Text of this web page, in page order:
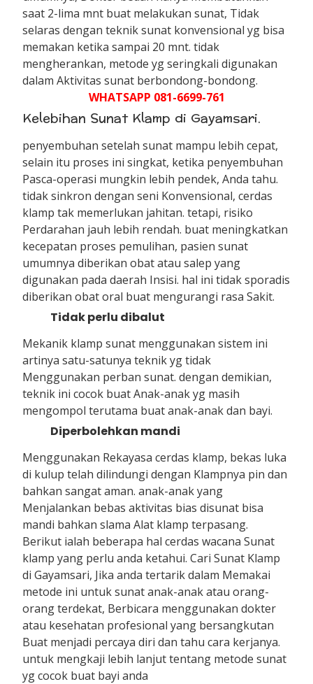
saat 2-lima mnt buat melakukan sunat, Tidak
selaras dengan teknik sunat konvensional yg bisa
memakan ketika sampai 20 mnt. tidak
mengherankan, metode yg seringkali digunakan
dalam Aktivitas sunat berbondong-bondong.
WHATSAPP 081-6699-761
Kelebihan Sunat Klamp di Gayamsari.
penyembuhan setelah sunat mampu lebih cepat,
selain itu proses ini singkat, ketika penyembuhan
Pasca-operasi mungkin lebih pendek, Anda tahu.
tidak sinkron dengan seni Konvensional, cerdas
klamp tak memerlukan jahitan. tetapi, risiko
Perdarahan jauh lebih rendah. buat meningkatkan
kecepatan proses pemulihan, pasien sunat
umumnya diberikan obat atau salep yang
digunakan pada daerah Insisi. hal ini tidak sporadis
diberikan obat oral buat mengurangi rasa Sakit.
Tidak perlu dibalut
Mekanik klamp sunat menggunakan sistem ini
artinya satu-satunya teknik yg tidak
Menggunakan perban sunat. dengan demikian,
teknik ini cocok buat Anak-anak yg masih
mengompol terutama buat anak-anak dan bayi.
Diperbolehkan mandi
Menggunakan Rekayasa cerdas klamp, bekas luka
di kulup telah dilindungi dengan Klampnya pin dan
bahkan sangat aman. anak-anak yang
Menjalankan bebas aktivitas bias disunat bisa
mandi bahkan slama Alat klamp terpasang.
Berikut ialah beberapa hal cerdas wacana Sunat
klamp yang perlu anda ketahui. Cari Sunat Klamp
di Gayamsari, Jika anda tertarik dalam Memakai
metode ini untuk sunat anak-anak atau orang-
orang terdekat, Berbicara menggunakan dokter
atau kesehatan profesional yang bersangkutan
Buat menjadi percaya diri dan tahu cara kerjanya.
untuk mengkaji lebih lanjut tentang metode sunat
yg cocok buat bayi anda